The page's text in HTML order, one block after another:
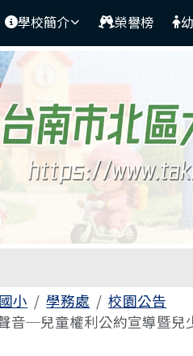
學校簡介 榮譽榜
區域
小 學務處
校園公告
音─兒童權利公約宣導暨兒